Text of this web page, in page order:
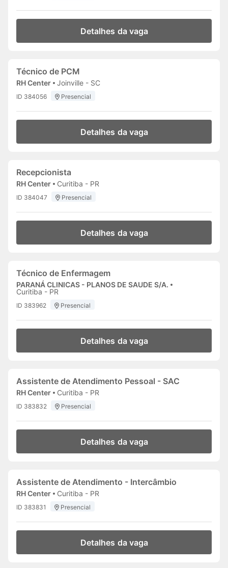
Detalhes da vaga
Técnico de PCM
RH Center Joinville - SC
ID 384056 Presencial
Detalhes da vaga
Recepcionista
RH Center Curitiba - PR
ID 384047 Presencial
Detalhes da vaga
Técnico de Enfermagem
PARANÁ CLINICAS - PLANOS DE SAUDE S/A.
Curitiba - PR
ID 383962 Presencial
Detalhes da vaga
Assistente de Atendimento Pessoal - SAC
RH Center Curitiba - PR
ID 383832 Presencial
Detalhes da vaga
Assistente de Atendimento - Intercâmbio
RH Center Curitiba - PR
ID 383831 Presencial
Detalhes da vaga